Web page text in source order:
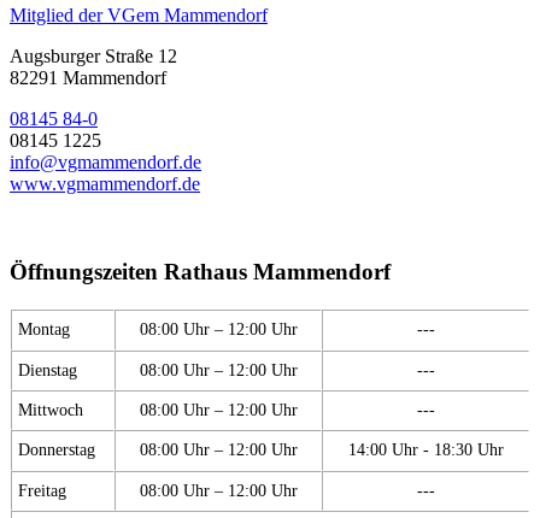
Mitglied der VGem Mammendorf
Augsburger Straße 12
82291 Mammendorf
08145 84-0
08145 1225
info@vgmammendorf.de
www.vgmammendorf.de
Öffnungszeiten Rathaus Mammendorf
Montag 08:00 Uhr – 12:00 Uhr ---
Dienstag 08:00 Uhr – 12:00 Uhr ---
Mittwoch 08:00 Uhr – 12:00 Uhr ---
Donnerstag 08:00 Uhr – 12:00 Uhr 14:00 Uhr - 18:30 Uhr
Freitag 08:00 Uhr – 12:00 Uhr ---